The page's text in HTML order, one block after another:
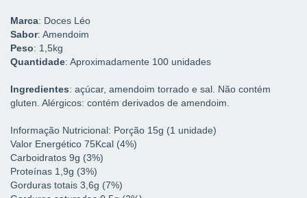
Marca: Doces Léo
Sabor: Amendoim
Peso: 1,5kg
Quantidade: Aproximadamente 100 unidades
Ingredientes: açúcar, amendoim torrado e sal. Não contém
gluten. Alérgicos: contém derivados de amendoim.
Informação Nutricional: Porção 15g (1 unidade)
Valor Energético 75Kcal (4%)
Carboidratos 9g (3%)
Proteínas 1,9g (3%)
Gorduras totais 3,6g (7%)